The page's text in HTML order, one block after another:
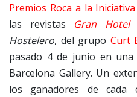
Premios Roca a la
las revistas Gran Hotel
Hostelero, del grupo Curt
pasado 4 de junio en una
Barcelona Gallery. Un
los ganadores de